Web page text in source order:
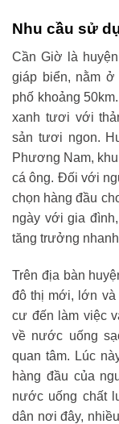
Nhu cầu sử
Cần Giờ là
giáp biển, nằm ở
phố khoảng
xanh tươi với
sản tươi ngon.
Phương Nam,
cá ông. Đối với
chọn hàng đầu
ngày với gia
tăng trưởng
Trên địa bàn
đô thị mới, lớn và
cư đến làm việc
về nước uống
quan tâm. Lúc
hàng đầu của
nước uống chất
dân nơi đây, nhiều